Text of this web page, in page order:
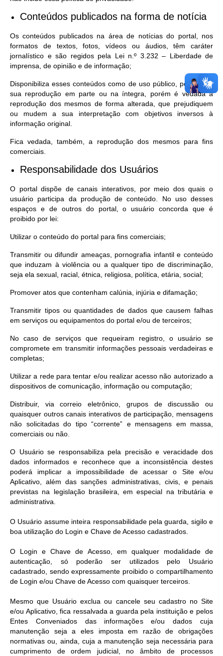
Conteúdos publicados na forma de notícia
Os conteúdos publicados na área de notícias do portal, nos
formatos de textos, fotos, vídeos ou áudios, têm caráter
jornalístico e são regidos pela Lei n.º 3.232 – Liberdade de
imprensa, de opinião e de informação;
Disponibiliza esses conteúdos como de uso público, permitindo
sua reprodução em parte ou na íntegra, porém é vedada a
reprodução dos mesmos de forma alterada, que prejudiquem
ou mudem a sua interpretação com objetivos inversos à
informação original.
Fica vedada, também, a reprodução dos mesmos para fins
comerciais.
Responsabilidade dos Usuários
O portal dispõe de canais interativos, por meio dos quais o
usuário participa da produção de conteúdo. No uso desses
espaços e de outros do portal, o usuário concorda que é
proibido por lei:
Utilizar o conteúdo do portal para fins comerciais;
Transmitir ou difundir ameaças, pornografia infantil e conteúdo
que induzam à violência ou a qualquer tipo de discriminação,
seja ela sexual, racial, étnica, religiosa, política, etária, social;
Promover atos que contenham calúnia, injúria e difamação;
Transmitir tipos ou quantidades de dados que causem falhas
em serviços ou equipamentos do portal e/ou de terceiros;
No caso de serviços que requeiram registro, o usuário se
compromete em transmitir informações pessoais verdadeiras e
completas;
Utilizar a rede para tentar e/ou realizar acesso não autorizado a
dispositivos de comunicação, informação ou computação;
Distribuir, via correio eletrônico, grupos de discussão ou
quaisquer outros canais interativos de participação, mensagens
não solicitadas do tipo “corrente” e mensagens em massa,
comerciais ou não.
O Usuário se responsabiliza pela precisão e veracidade dos
dados informados e reconhece que a inconsistência destes
poderá implicar a impossibilidade de acessar o Site e/ou
Aplicativo, além das sanções administrativas, civis, e penais
previstas na legislação brasileira, em especial na tributária e
administrativa.
O Usuário assume inteira responsabilidade pela guarda, sigilo e
boa utilização do Login e Chave de Acesso cadastrados.
O Login e Chave de Acesso, em qualquer modalidade de
autenticação, só poderão ser utilizados pelo Usuário
cadastrado, sendo expressamente proibido o compartilhamento
de Login e/ou Chave de Acesso com quaisquer terceiros.
Mesmo que Usuário exclua ou cancele seu cadastro no Site
e/ou Aplicativo, fica ressalvada a guarda pela instituição e pelos
Entes Conveniados das informações e/ou dados cuja
manutenção seja a eles imposta em razão de obrigações
normativas ou, ainda, cuja a manutenção seja necessária para
cumprimento de ordem judicial, no âmbito de processos